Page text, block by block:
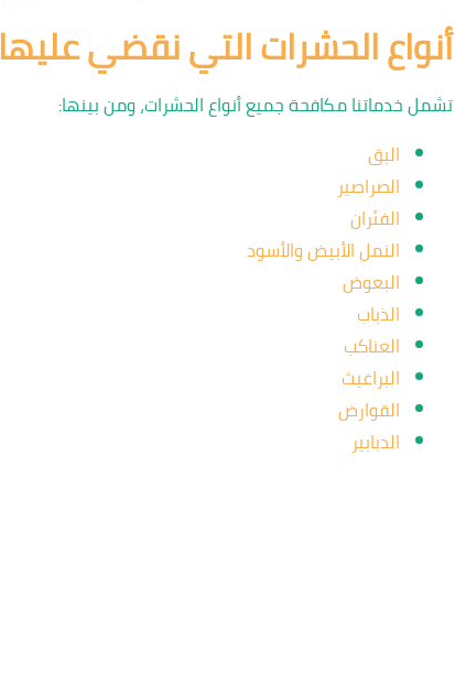
أنواع الحشرات التي نقضي عليها
تشمل خدماتنا مكافحة جميع أنواع الحشرات، ومن بينها:
البق
الصراصير
الفئران
النمل الأبيض والأسود
البعوض
الذباب
العناكب
البراغيث
القوارض
الدبابير